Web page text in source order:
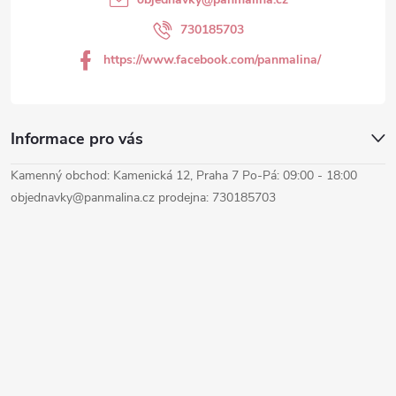
Informace pro vás
730185703
https://www.facebook.com/panmalina/
Kamenný obchod: Kamenická 12, Praha 7 Po-Pá: 09:00 - 18:00
objednavky@panmalina.cz prodejna: 730185703